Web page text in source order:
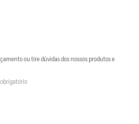
ou tire dúvidas dos nossos produtos e